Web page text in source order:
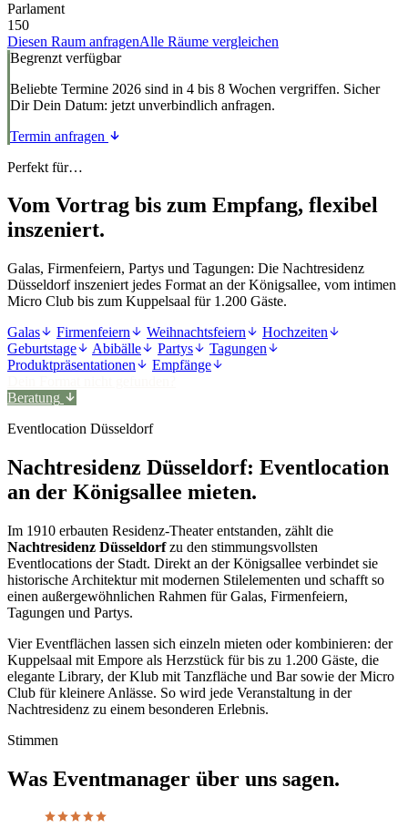
Parlament
150
Diesen Raum anfragenAlle Räume vergleichen
Begrenzt verfügbar
Beliebte Termine 2026 sind in 4 bis 8 Wochen vergriffen. Sicher
Dir Dein Datum: jetzt unverbindlich anfragen.
Termin anfragen
Perfekt für…
Vom Vortrag bis zum Empfang, flexibel
inszeniert.
Galas, Firmenfeiern, Partys und Tagungen: Die Nachtresidenz
Düsseldorf inszeniert jedes Format an der Königsallee, vom intimen
Micro Club bis zum Kuppelsaal für 1.200 Gäste.
Galas
Firmenfeiern Weihnachtsfeiern
Hochzeiten
Geburtstage
Abibälle Partys
Tagungen
Produktpräsentationen
Empfänge
Beratung
Eventlocation Düsseldorf
Nachtresidenz Düsseldorf: Eventlocation
an der Königsallee mieten.
Im 1910 erbauten Residenz-Theater entstanden, zählt die
Nachtresidenz Düsseldorfzu den stimmungsvollsten
Eventlocations der Stadt. Direkt an der Königsallee verbindet sie
historische Architektur mit modernen Stilelementen und schafft so
einen außergewöhnlichen Rahmen für Galas, Firmenfeiern,
Tagungen und Partys.
Vier Eventflächen lassen sich einzeln mieten oder kombinieren: der
Kuppelsaal mit Empore als Herzstück für bis zu 1.200 Gäste, die
elegante Library, der Klub mit Tanzfläche und Bar sowie der Micro
Club für kleinere Anlässe. So wird jede Veranstaltung in der
Nachtresidenz zu einem besonderen Erlebnis.
Stimmen
Was Eventmanager über uns sagen.